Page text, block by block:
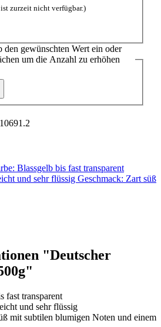
zurzeit nicht verfügbar.)
gewünschten Wert ein oder
um die Anzahl zu erhöhen
Blassgelb bis fast transparent
und sehr flüssig Geschmack: Zart süß
"Deutscher
fast transparent
und sehr flüssig
mit subtilen blumigen Noten und einem